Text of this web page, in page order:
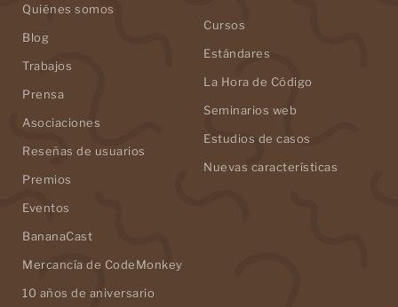
Quiénes somos
Blog
Trabajos
Prensa
Asociaciones
Reseñas de usuarios
Premios
Eventos
BananaCast
Mercancía de CodeMonkey
10 años de aniversario
Cursos
Estándares
La Hora de Código
Seminarios web
Estudios de casos
Nuevas características